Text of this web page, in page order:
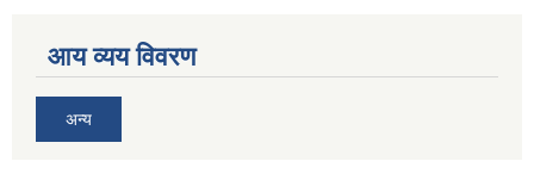
आय व्यय विवरण
अन्य